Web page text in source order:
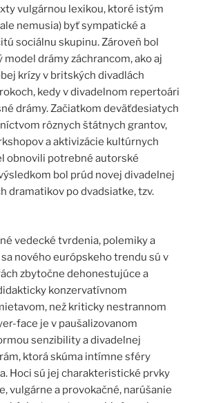
vulgárnou lexikou, ktoré istým
nemusia) byť sympatické a
sociálnu skupinu. Zároveň bol
drámy záchrancom, ako aj
krízy v britských divadlách
kedy v divadelnom repertoári
drámy. Začiatkom deväťdesiatych
rôznych štátnych grantov,
a aktivizácie kultúrnych
obnovili potrebné autorské
bol prúd novej divadelnej
dramatikov po dvadsiatke, tzv.
vedecké tvrdenia, polemiky a
nového európskeho trendu sú v
zbytočne dehonestujúce a
konzervatívnom
než kriticky nestrannom
face je v paušalizovanom
senzibility a divadelnej
ktorá skúma intímne sféry
Hoci sú jej charakteristické prvky
vulgárne a provokačné, narúšanie